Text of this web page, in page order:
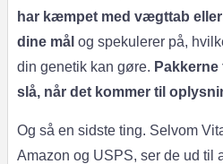
har kæmpet med vægttab
dine mål og spekulerer på,
din genetik kan gøre.
slå, når det kommer til
Og så en sidste ting. Selvom
Amazon og USPS, ser de ud til